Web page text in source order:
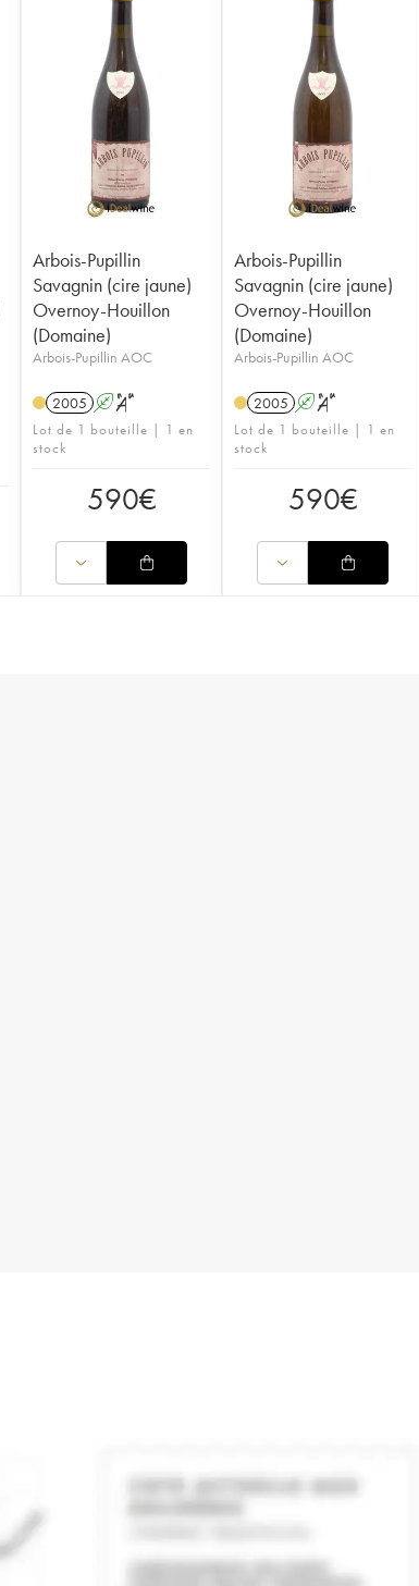
Arbois-Pupillin
Savagnin (cire jaune)
Overnoy-Houillon
(Domaine)
Arbois-Pupillin AOC
2005 A S
Lot de 1 bouteille | 1 en
stock
590€
Arbois-Pupillin
Savagnin (cire jaune)
Overnoy-Houillon
(Domaine)
Arbois-Pupillin AOC
2005 A S
Lot de 1 bouteille | 1 en
stock
590€